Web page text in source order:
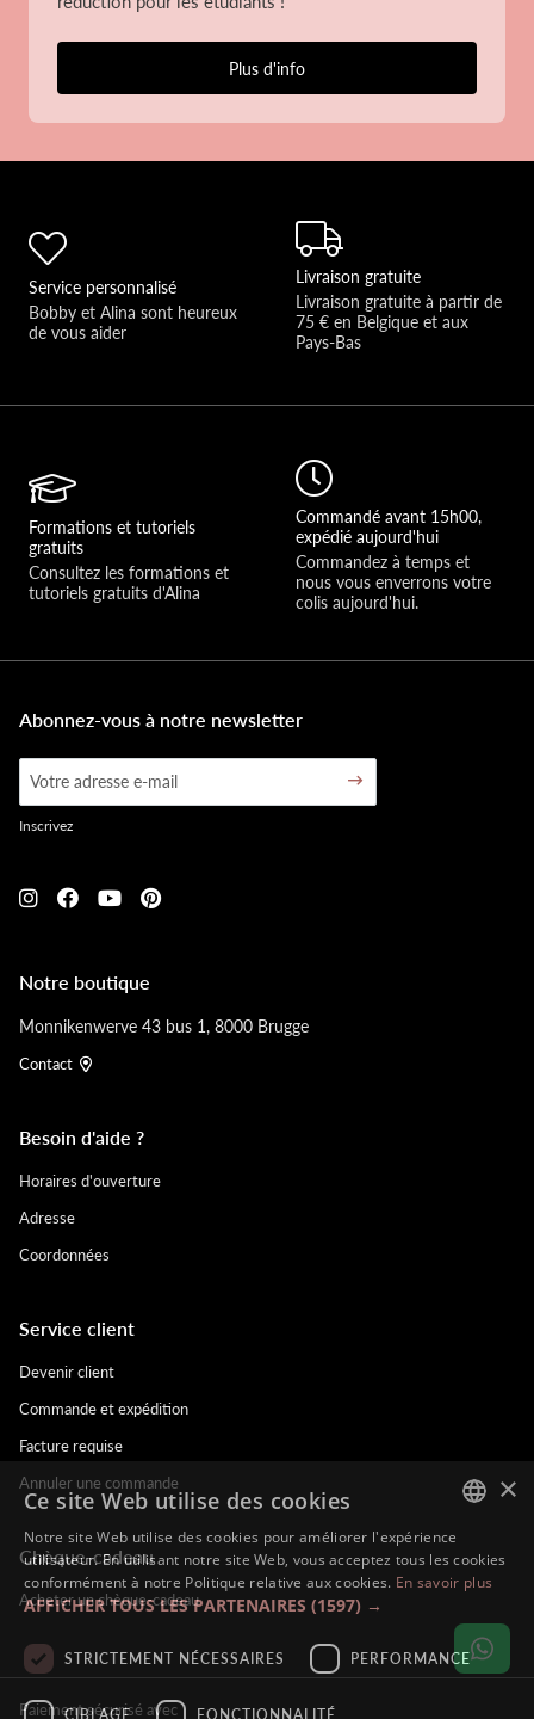
Plus d'info
Service personnalisé
Bobby et Alina sont heureux
de vous aider
Livraison gratuite
Livraison gratuite à partir de
75 € en Belgique et aux
Pays-Bas
Formations et tutoriels
gratuits
Consultez les formations et
tutoriels gratuits d'Alina
Commandé avant 15h00,
expédié aujourd'hui
Commandez à temps et
nous vous enverrons votre
colis aujourd'hui.
Notre boutique
Monnikenwerve 43 bus 1, 8000 Brugge
Contact
Besoin d'aide ?
Horaires d'ouverture
Adresse
Coordonnées
Service client
Devenir client
Commande et expédition
Facture requise
Annuler une commande
Chèque-cadeau
Acheter un chèque-cadeau
Abonnez-vous à notre newsletter
Inscrivez
Paiement sécurisé avec
DUTCH
ENGLISH
FRENCH
GERMAN
×
Ce site Web utilise des cookies
Notre site Web utilise des cookies pour améliorer l'expérience
utilisateur. En utilisant notre site Web, vous acceptez tous les cookies
conformément à notre Politique relative aux cookies. En savoir plus
AFFICHER TOUS LES PARTENAIRES (1597) →
STRICTEMENT NÉCESSAIRES PERFORMANCE
CIBLAGE FONCTIONNALITÉ